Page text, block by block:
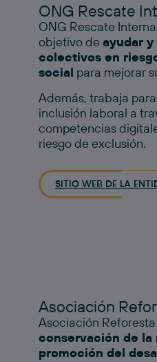
ONG Rescate
ONG Rescate
objetivo de ayudar
colectivos en
social para mejorar
Además, trabaja
inclusión laboral a
competencias
riesgo de exclusión.​​
SITIO WEB DE LA
Asociación
Asociación
conservación de la
promoción del